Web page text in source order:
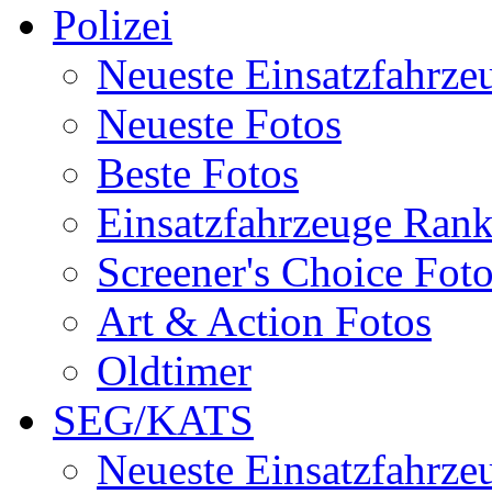
Polizei
Neueste
Neueste Fotos
Beste Fotos
Einsatzfahrzeuge
Screener's Choice
Art & Action Fotos
Oldtimer
SEG/KATS
Neueste